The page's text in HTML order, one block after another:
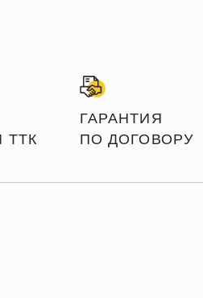
ТТК
ГАРАНТИЯ
ПО ДОГОВОРУ